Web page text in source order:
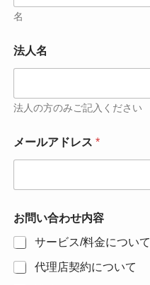
名
法人名
法人の方のみご記入ください
メールアドレス *
お問い合わせ内容
サービス/料金について
代理店契約について